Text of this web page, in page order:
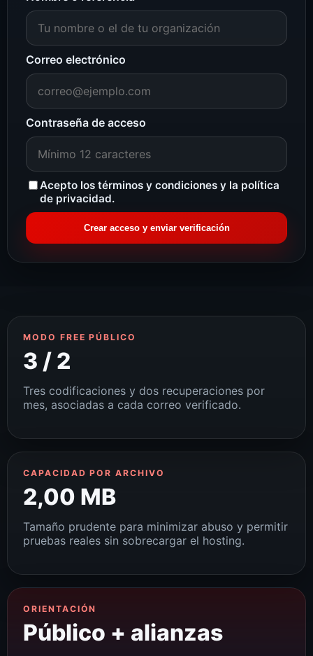
Correo electrónico
Contraseña de acceso
Acepto los términos y condiciones y la política
de privacidad.
Crear acceso y enviar verificación
MODO FREE PÚBLICO
3 / 2
Tres codificaciones y dos recuperaciones por
mes, asociadas a cada correo verificado.
CAPACIDAD POR ARCHIVO
2,00 MB
Tamaño prudente para minimizar abuso y permitir
pruebas reales sin sobrecargar el hosting.
ORIENTACIÓN
Público + alianzas